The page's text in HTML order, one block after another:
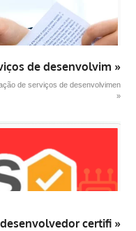
de desenvolvim »
de serviços de desenvolvimen
»
certifi »